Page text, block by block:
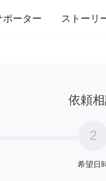
ポーター ストーリ
ア 趣味・習い事
依頼
2
希望日